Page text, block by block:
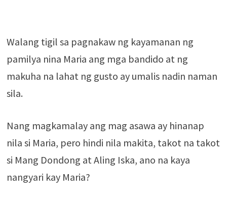
Walang tigil sa pagnakaw ng kayamanan ng
pamilya nina Maria ang mga bandido at ng
makuha na lahat ng gusto ay umalis nadin naman
sila.
Nang magkamalay ang mag asawa ay hinanap
nila si Maria, pero hindi nila makita, takot na takot
si Mang Dondong at Aling Iska, ano na kaya
nangyari kay Maria?